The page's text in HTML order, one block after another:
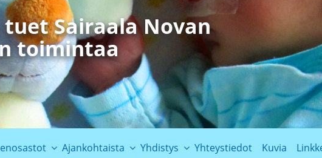
Sairaala Novan
toimintaa
Ajankohtaista Yhdistys Yhteystiedot Kuvia